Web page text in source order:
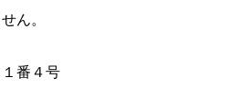
ん。
番４号